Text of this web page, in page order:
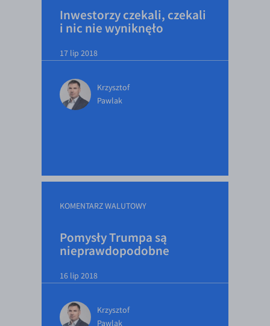
Inwestorzy czekali, czekali
i nic nie wyniknęło
17 lip 2018
Krzysztof
Pawlak
KOMENTARZ WALUTOWY
Pomysły Trumpa są
nieprawdopodobne
16 lip 2018
Krzysztof
Pawlak